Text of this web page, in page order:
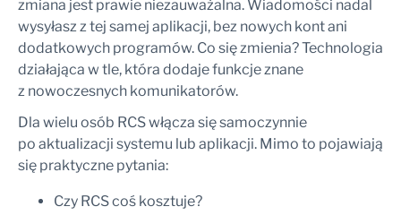
zmiana jest prawie niezauważalna. Wiadomości nadal
wysyłasz z tej samej aplikacji, bez nowych kont ani
dodatkowych programów. Co się zmienia? Technologia
działająca w tle, która dodaje funkcje znane
z nowoczesnych komunikatorów.
Dla wielu osób RCS włącza się samoczynnie
po aktualizacji systemu lub aplikacji. Mimo to pojawiają
się praktyczne pytania:
Czy RCS coś kosztuje?